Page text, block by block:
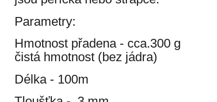
Parametry:
Hmotnost přadena - cca.300 g
čistá hmotnost (bez jádra)
Délka - 100m